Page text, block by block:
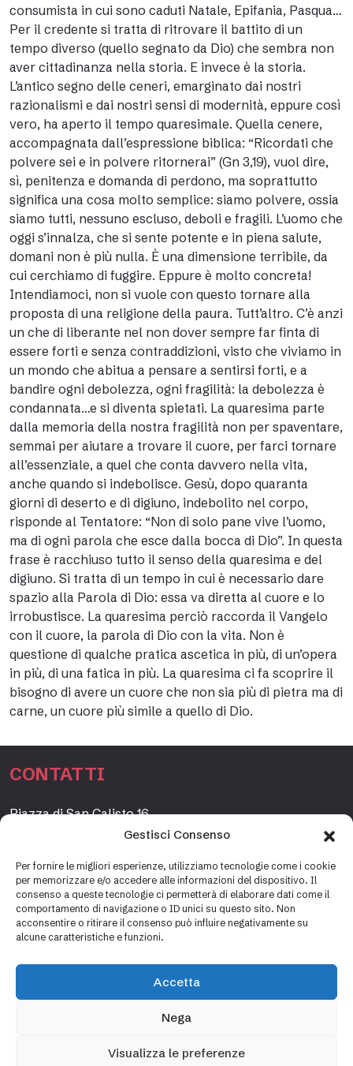
Gestisci Consenso
Per fornire le migliori esperienze, utilizziamo tecnologie come i cookie
per memorizzare e/o accedere alle informazioni del dispositivo. Il
consenso a queste tecnologie ci permetterà di elaborare dati come il
comportamento di navigazione o ID unici su questo sito. Non
acconsentire o ritirare il consenso può influire negativamente su
alcune caratteristiche e funzioni.
Accetta
Nega
Visualizza le preferenze
consumista in cui sono caduti Natale, Epifania, Pasqua…
Per il credente si tratta di ritrovare il battito di un
tempo diverso (quello segnato da Dio) che sembra non
aver cittadinanza nella storia. E invece è la storia.
L’antico segno delle ceneri, emarginato dai nostri
razionalismi e dai nostri sensi di modernità, eppure così
vero, ha aperto il tempo quaresimale. Quella cenere,
accompagnata dall’espressione biblica: “Ricordati che
polvere sei e in polvere ritornerai” (Gn 3,19), vuol dire,
sì, penitenza e domanda di perdono, ma soprattutto
significa una cosa molto semplice: siamo polvere, ossia
siamo tutti, nessuno escluso, deboli e fragili. L’uomo che
oggi s’innalza, che si sente potente e in piena salute,
domani non è più nulla. È una dimensione terribile, da
cui cerchiamo di fuggire. Eppure è molto concreta!
Intendiamoci, non si vuole con questo tornare alla
proposta di una religione della paura. Tutt’altro. C’è anzi
un che di liberante nel non dover sempre far finta di
essere forti e senza contraddizioni, visto che viviamo in
un mondo che abitua a pensare a sentirsi forti, e a
bandire ogni debolezza, ogni fragilità: la debolezza è
condannata…e si diventa spietati. La quaresima parte
dalla memoria della nostra fragilità non per spaventare,
semmai per aiutare a trovare il cuore, per farci tornare
all’essenziale, a quel che conta davvero nella vita,
anche quando si indebolisce. Gesù, dopo quaranta
giorni di deserto e di digiuno, indebolito nel corpo,
risponde al Tentatore: “Non di solo pane vive l’uomo,
ma di ogni parola che esce dalla bocca di Dio”. In questa
frase è racchiuso tutto il senso della quaresima e del
digiuno. Si tratta di un tempo in cui è necessario dare
spazio alla Parola di Dio: essa va diretta al cuore e lo
irrobustisce. La quaresima perciò raccorda il Vangelo
con il cuore, la parola di Dio con la vita. Non è
questione di qualche pratica ascetica in più, di un’opera
in più, di una fatica in più. La quaresima ci fa scoprire il
bisogno di avere un cuore che non sia più di pietra ma di
carne, un cuore più simile a quello di Dio.
CONTATTI
Piazza di San Calisto 16,
www.fondazioneetagrande.org
SEGRETERIA
info@fondazioneetagrande.it